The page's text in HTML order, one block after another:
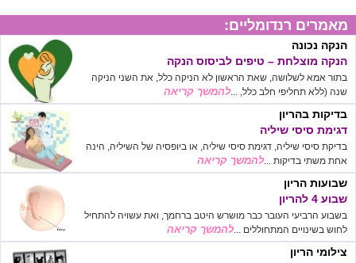
מאמרים רנדומליים:
הנקה נכונה
הנקה מוצלחת – טיפים לביסוס הנקה
בתור אמא לשלושה, שאת הראשון לא הניקה כלל, את השני הניקה
שנה (ללא תחליפי חלב כלל, ...להמשך קריאה
בדיקות בהריון
דגימת סיסי שיליה
בדיקת סיסי שיליה, דגימת סיסי שיליה, או ביופסיה של השיליה, הינה
אחת משתי בדיקות ...להמשך קריאה
שבועות הריון
שבוע 4 להריון
בשבוע הרביעי העובר כבר מושרש היטב ברחמך, ואת עשויה להתחיל
לחוש בשינויים המתחוללים ...להמשך קריאה
צילומי הריון